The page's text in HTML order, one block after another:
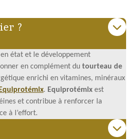
?
état et le développement
en complément du tourteau de
enrichi en vitamines, minéraux
Equiprotémix. Equiprotémix est
et contribue à renforcer la
à l’effort.